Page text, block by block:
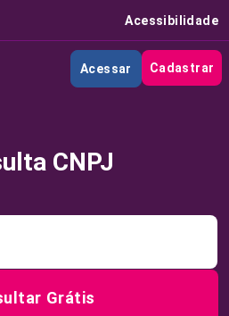
Acessibilidade
Acessar Cadastrar
CNPJ
Grátis